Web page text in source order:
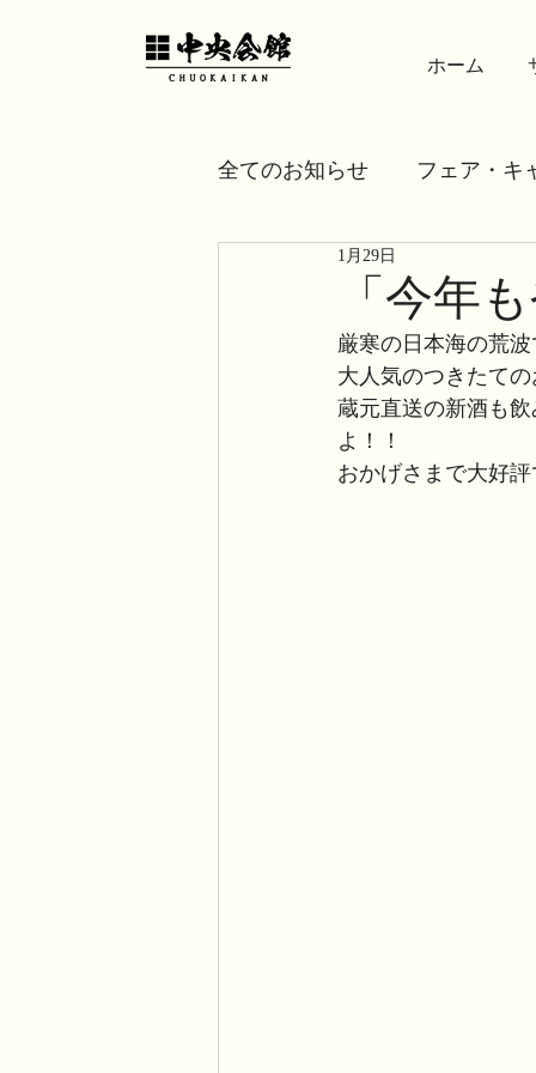
ホーム
全てのお知らせ フェア・キ
「今年
1月29日
厳寒の日本海の荒
大人気のつきたて
蔵元直送の新酒も
よ！！
おかげさまで大好